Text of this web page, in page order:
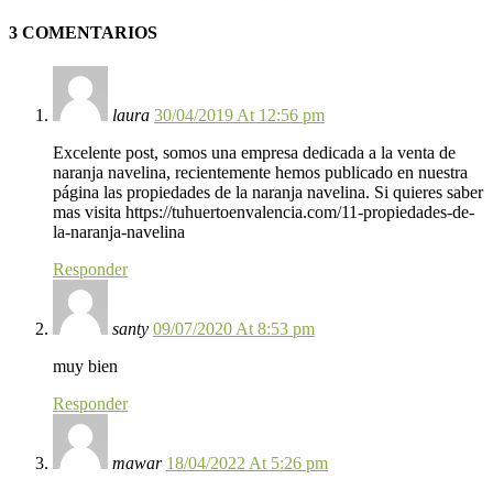
3 COMENTARIOS
laura 30/04/2019 At 12:56 pm
Excelente post, somos una empresa dedicada a la venta de
naranja navelina, recientemente hemos publicado en nuestra
página las propiedades de la naranja navelina. Si quieres saber
mas visita https://tuhuertoenvalencia.com/11-propiedades-de-
la-naranja-navelina
Responder
santy 09/07/2020 At 8:53 pm
muy bien
Responder
mawar 18/04/2022 At 5:26 pm